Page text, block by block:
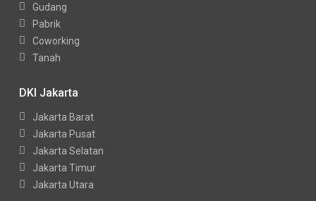
Gudang
Pabrik
Coworking
Tanah
DKI Jakarta
Jakarta Barat
Jakarta Pusat
Jakarta Selatan
Jakarta Timur
Jakarta Utara